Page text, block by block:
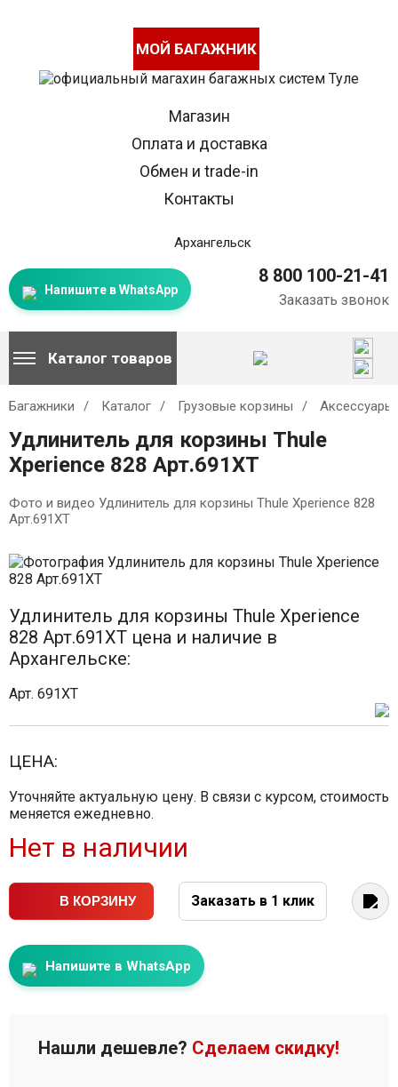
МОЙ БАГАЖНИК
Магазин
Оплата и доставка
Обмен и trade-in
Контакты
Архангельск
Напишите в WhatsApp
8 800 100-21-41
Заказать звонок
Каталог товаров
Багажники Каталог Грузовые корзины Аксессуары
Удлинитель для корзины Thule
Xperience 828 Арт.691XT
Фото и видео Удлинитель для корзины Thule Xperience 828
Арт.691XT
Удлинитель для корзины Thule Xperience
828 Арт.691XT цена и наличие в
Архангельске:
Арт. 691XT
ЦЕНА:
Уточняйте актуальную цену. В связи с курсом, стоимость
меняется ежедневно.
Нет в наличии
В КОРЗИНУ Заказать в 1 клик
Напишите в WhatsApp
Нашли дешевле? Сделаем скидку!